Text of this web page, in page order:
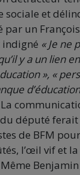
sociale et
par un
« Je ne
y a un lien
», «
La
député ferait
de BFM
l’œil vif et